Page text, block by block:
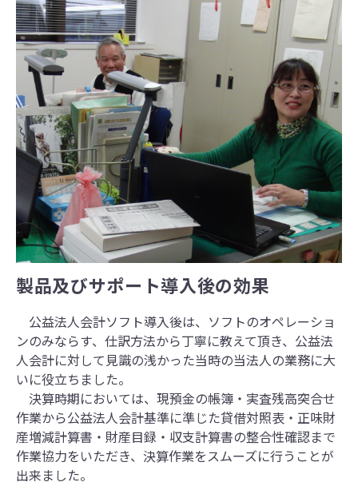
製品及びサポート導入後の効果
公益法人会計ソフト導入後は、ソフトのオペレーショ
ンのみならす、仕訳方法から丁寧に教えて頂き、公益法
人会計に対して見識の浅かった当時の当法人の業務に大
いに役立ちました。
決算時期においては、現預金の帳簿・実査残高突合せ
作業から公益法人会計基準に準じた貸借対照表・正味財
産増減計算書・財産目録・収支計算書の整合性確認まで
作業協力をいただき、決算作業をスムーズに行うことが
出来ました。